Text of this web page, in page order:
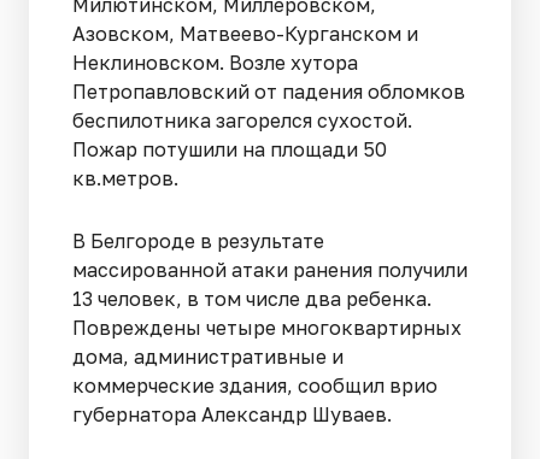
Милютинском, Миллеровском,
Азовском, Матвеево-Курганском и
Неклиновском. Возле хутора
Петропавловский от падения обломков
беспилотника загорелся сухостой.
Пожар потушили на площади 50
кв.метров.
В Белгороде в результате
массированной атаки ранения получили
13 человек, в том числе два ребенка.
Повреждены четыре многоквартирных
дома, административные и
коммерческие здания, сообщил врио
губернатора Александр Шуваев.